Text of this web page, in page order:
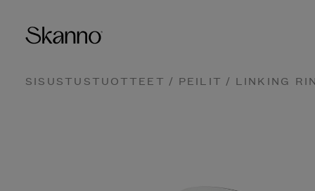
SISUSTUSTUOTTEET / PEILIT / LINKING